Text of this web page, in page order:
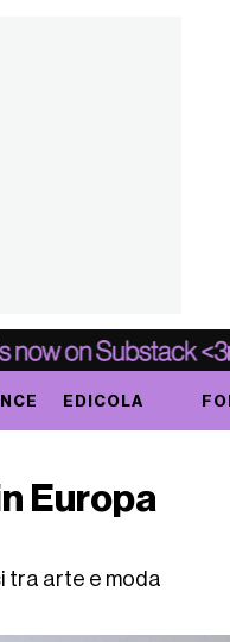
EDICOLA
Europa
tra arte e moda